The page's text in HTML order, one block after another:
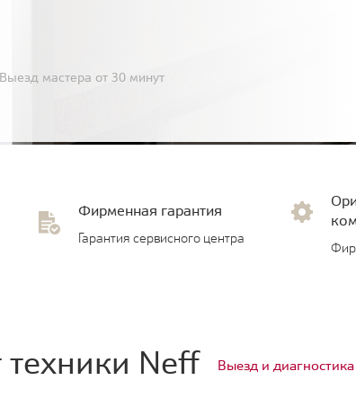
Выезд мастера от 30 минут
Фирменная гарантия
Гарантия сервисного центра
Neff Выезд и